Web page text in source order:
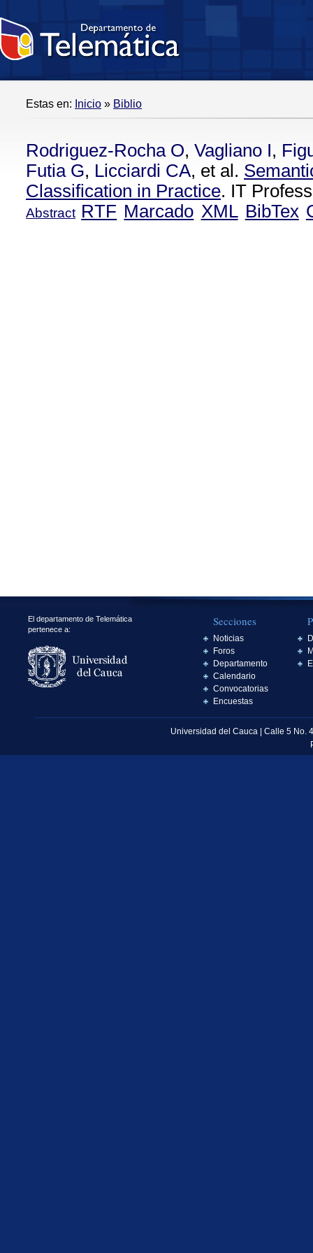
Estas en: Inicio » Biblio
Rodriguez-Rocha O, Vagliano I,
Futia G, Licciardi CA, et al.
Classification in Practice. IT
Abstract RTF Marcado XML BibTex
El departamento de Telemática
pertenece a:
Secciones
Noticias
Foros
Departamento
Calendario
Convocatorias
Encuestas
Universidad del Cauca | Calle 5 No.